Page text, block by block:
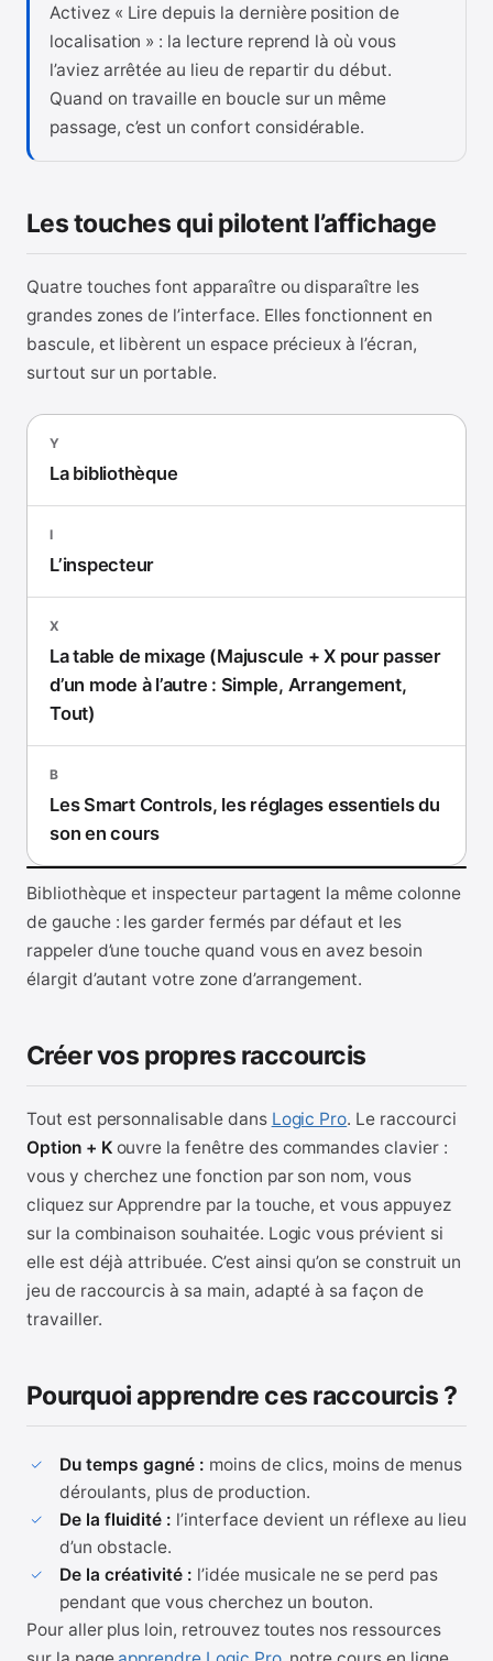
Activez « Lire depuis la dernière position de
localisation » : la lecture reprend là où vous
l’aviez arrêtée au lieu de repartir du début.
Quand on travaille en boucle sur un même
passage, c’est un confort considérable.
Les touches qui pilotent l’affichage
Quatre touches font apparaître ou disparaître les
grandes zones de l’interface. Elles fonctionnent en
bascule, et libèrent un espace précieux à l’écran,
surtout sur un portable.
Y
La bibliothèque
I
L’inspecteur
X
La table de mixage (Majuscule + X pour passer
d’un mode à l’autre : Simple, Arrangement,
Tout)
B
Les Smart Controls, les réglages essentiels du
son en cours
Bibliothèque et inspecteur partagent la même colonne
de gauche : les garder fermés par défaut et les
rappeler d’une touche quand vous en avez besoin
élargit d’autant votre zone d’arrangement.
Créer vos propres raccourcis
Tout est personnalisable dans Logic Pro. Le raccourci
Option + Kouvre la fenêtre des commandes clavier :
vous y cherchez une fonction par son nom, vous
cliquez sur Apprendre par la touche, et vous appuyez
sur la combinaison souhaitée. Logic vous prévient si
elle est déjà attribuée. C’est ainsi qu’on se construit un
jeu de raccourcis à sa main, adapté à sa façon de
travailler.
Pourquoi apprendre ces raccourcis ?
Du temps gagné : moins de clics, moins de menus
déroulants, plus de production.
De la fluidité : l’interface devient un réflexe au lieu
d’un obstacle.
De la créativité : l’idée musicale ne se perd pas
pendant que vous cherchez un bouton.
Pour aller plus loin, retrouvez toutes nos ressources